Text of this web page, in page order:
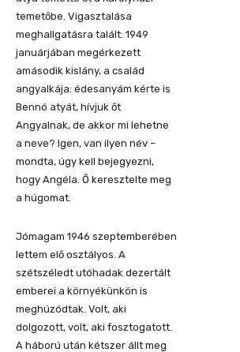
temetőbe. Vigasztalása
meghallgatásra talált: 1949
januárjában megérkezett
amásodik kislány, a család
angyalkája: édesanyám kérte is
Bennó atyát, hívjuk őt
Angyalnak, de akkor mi lehetne
a neve? Igen, van ilyen név –
mondta, úgy kell bejegyezni,
hogy Angéla. Ő keresztelte meg
a húgomat
Jómagam 1946 szeptemberében
lettem elő osztályos. A
szétszéledt utóhadak dezertált
emberei a környékünkön is
meghúzódtak . Volt, aki
dolgozott, volt, aki fosztogatott.
A háború után kétszer állt meg